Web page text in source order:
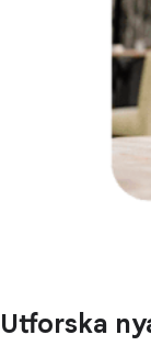
Utforska